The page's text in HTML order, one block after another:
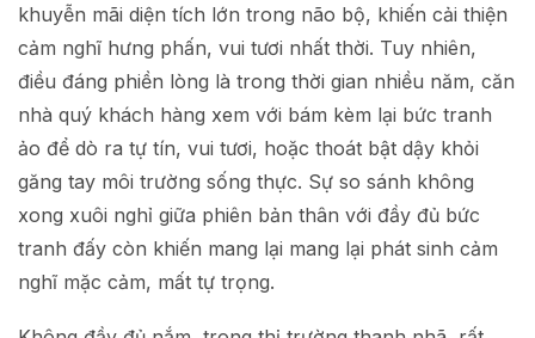
khuyễn mãi diện tích lớn trong não bộ, khiến cải thiện
cảm nghĩ hưng phấn, vui tươi nhất thời. Tuy nhiên,
điều đáng phiền lòng là trong thời gian nhiều năm, căn
nhà quý khách hàng xem với bám kèm lại bức tranh
ảo để dò ra tự tín, vui tươi, hoặc thoát bật dậy khỏi
găng tay môi trường sống thực. Sự so sánh không
xong xuôi nghỉ giữa phiên bản thân với đầy đủ bức
tranh đấy còn khiến mang lại mang lại phát sinh cảm
nghĩ mặc cảm, mất tự trọng.